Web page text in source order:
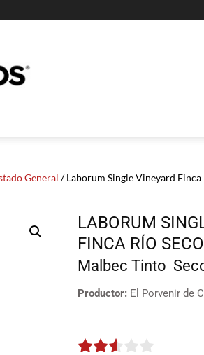
General / Laborum Single Vineyard
LABORUM
FINCA RÍO SECO
Malbec Tinto
Productor: El Porvenir de